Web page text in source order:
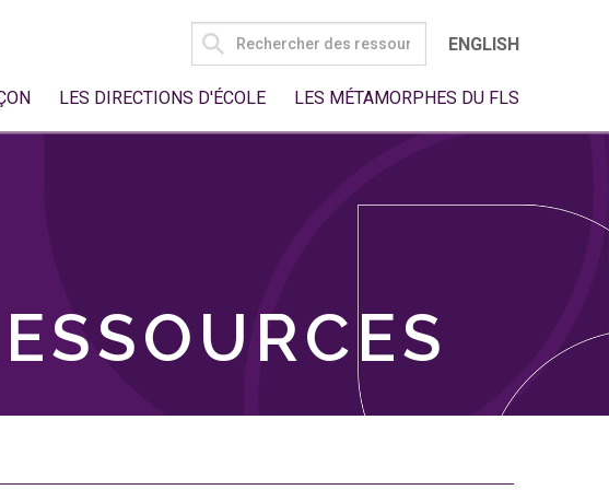
SEARCH
FOR:
ENGLISH
LES DIRECTIONS D'ÉCOLE LES MÉTAMORPHES DU FLS